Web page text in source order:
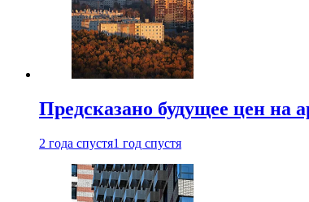
Предсказано будущее цен на
2 года спустя1 год спустя